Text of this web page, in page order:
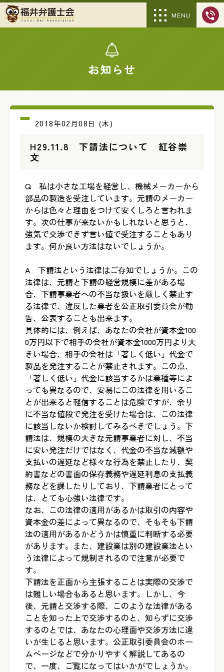
MENU
お知らせ
2018年02月08日 (木)
H29.11.8 下請法について 紅谷崇
文
Q 私は小さな工場を経営し、機械メーカーから
部品の製造を受注しています。元請のメーカー
からは色々と理由をつけて安くしろと言われま
す。次の仕事が来ないかもしれないと思うと、
強気で交渉できず言い値で受注することもあり
ます。何か良い方法はないでしょうか。
A 下請法という法律はご存知でしょうか。この
法律は、元請と下請の経営規模に差がある場
合、下請事業者への不当な扱いを厳しく禁止す
る法律で、違反した業者を公正取引委員会が勧
告、公表することも出来ます。
具体的には、例えば、あなたの会社が資本金100
0万円以下で相手の会社が資本金1000万円より大
きい場合、相手の会社は「著しく低い」代金で
製品を発注することが禁止されます。この点、
「著しく低い」代金に該当するかは業種等によ
っても異なるので、安易にこの法律を用いるこ
とが出来ると軽信することは危険ですが、余り
に不当な値段で発注を受けた場合は、この法律
に該当しないか検討してみるべきでしょう。下
請法は、規模の大きな元請事業者に対し、不当
に安い発注だけではなく、代金の不当な減額や
支払いの遅延など様々な行為を禁止したり、契
約書などの書面の保存義務や遅延利息の支払義
務などを課したりしており、下請業者にとって
は、とても心強い法律です。
なお、この法律の適用があるかは取引の内容や
資本金の差によって異なるので、そもそも下請
法の適用があるかどうかは慎重に判断する必要
があります。また、建設業は別の建設業法とい
う法律によって規制されるので注意が必要で
す。
下請法を正面から主張することは実際の交渉で
は難しい場合もあると思います。しかし、今
後、元請と交渉する際、このような法律がある
ことを知った上で交渉するのと、知らずに交渉
するのとでは、あなたの心理面や交渉方法に違
いが生じると思います。公正取引委員会のホー
ムページなどで分かりやすく解説してあるの
で、一度、ご覧になってはいかがでしょうか。